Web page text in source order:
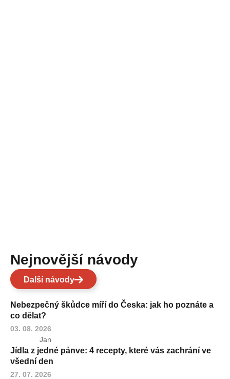
Nejnovější návody
Další návody
Nebezpečný škůdce míří do Česka: jak ho poznáte a
co dělat?
03. 08. 2026
Jan
Jídla z jedné pánve: 4 recepty, které vás zachrání ve
všední den
27. 07. 2026